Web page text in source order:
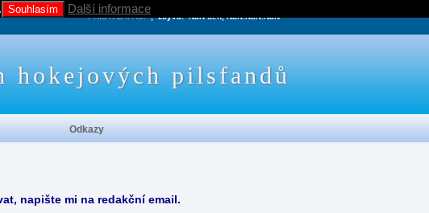
napište mi na redakční email.
PRÍŠTÍ ZÁPAS:, zbývá:NaN den, NaN:NaN:NaN
hokejových pilsfandů
Odkazy
Souhlasím Další informace